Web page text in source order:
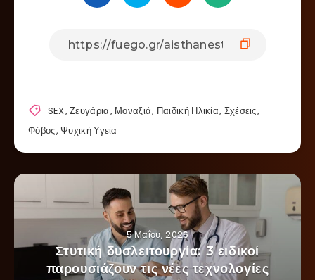
SEX,Ζευγάρια, Μοναξιά, Παιδική Ηλικία, Σχέσεις,
Φόβος, Ψυχική Υγεία
5 Μαΐου, 2026
Στυτική δυσλειτουργία: 3 ειδικοί
παρουσιάζουν τις νέες τεχνολογίες